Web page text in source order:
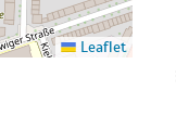
Leaflet